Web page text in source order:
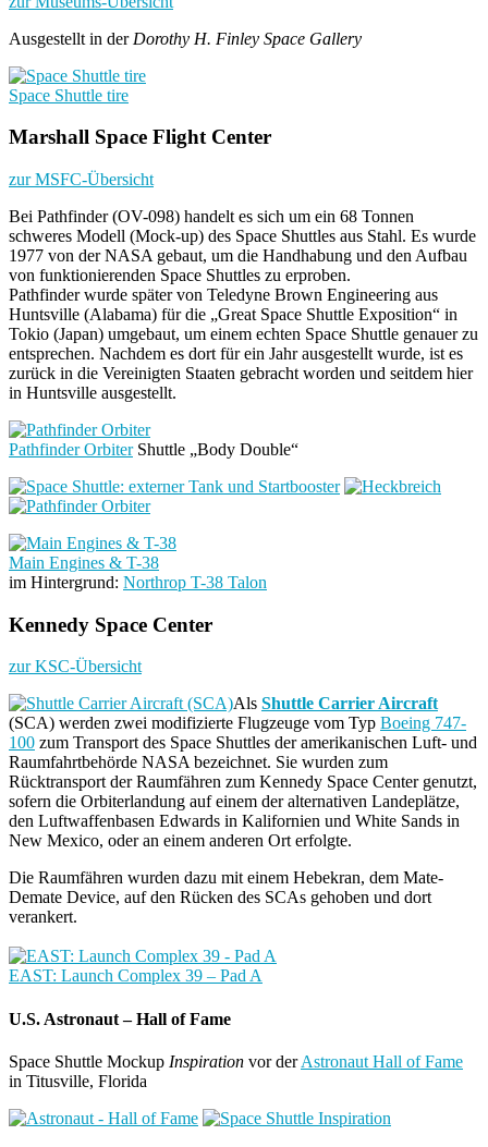
Ausgestellt in der Dorothy H. Finley Space Gallery
Space Shuttle tire
Marshall Space Flight Center
zur MSFC-Übersicht
Bei Pathfinder (OV-098) handelt es sich um ein 68 Tonnen
schweres Modell (Mock-up) des Space Shuttles aus Stahl. Es wurde
1977 von der NASA gebaut, um die Handhabung und den Aufbau
von funktionierenden Space Shuttles zu erproben.
Pathfinder wurde später von Teledyne Brown Engineering aus
Huntsville (Alabama) für die „Great Space Shuttle Exposition“ in
Tokio (Japan) umgebaut, um einem echten Space Shuttle genauer zu
entsprechen. Nachdem es dort für ein Jahr ausgestellt wurde, ist es
zurück in die Vereinigten Staaten gebracht worden und seitdem hier
in Huntsville ausgestellt.
Pathfinder OrbiterShuttle „Body Double“
Main Engines & T-38
im Hintergrund: Northrop T-38 Talon
Kennedy Space Center
zur KSC-Übersicht
Als Shuttle Carrier Aircraft
(SCA) werden zwei modifizierte Flugzeuge vom Typ Boeing 747-
100 zum Transport des Space Shuttles der amerikanischen Luft- und
Raumfahrtbehörde NASA bezeichnet. Sie wurden zum
Rücktransport der Raumfähren zum Kennedy Space Center genutzt,
sofern die Orbiterlandung auf einem der alternativen Landeplätze,
den Luftwaffenbasen Edwards in Kalifornien und White Sands in
New Mexico, oder an einem anderen Ort erfolgte.
Die Raumfähren wurden dazu mit einem Hebekran, dem Mate-
Demate Device, auf den Rücken des SCAs gehoben und dort
verankert.
EAST: Launch Complex 39 – Pad A
U.S. Astronaut – Hall of Fame
Space Shuttle Mockup Inspiration vor derAstronaut Hall of Fame
in Titusville, Florida